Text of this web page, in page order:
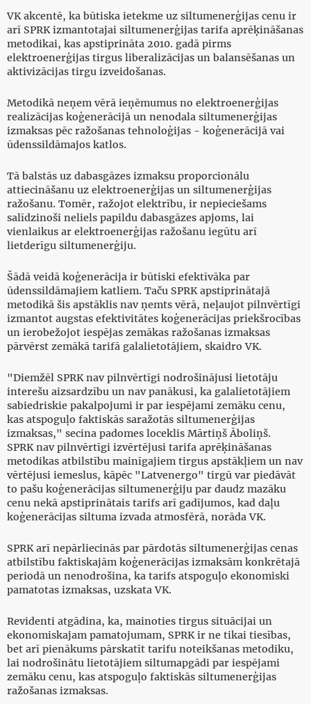
VK akcentē, ka būtiska ietekme uz siltumenerģijas cenu ir
arī SPRK izmantotajai siltumenerģijas tarifa aprēķināšanas
metodikai, kas apstiprināta 2010. gadā pirms
elektroenerģijas tirgus liberalizācijas un balansēšanas un
aktivizācijas tirgu izveidošanas.
Metodikā neņem vērā ieņēmumus no elektroenerģijas
realizācijas koģenerācijā un nenodala siltumenerģijas
izmaksas pēc ražošanas tehnoloģijas - koģenerācijā vai
ūdenssildāmajos katlos.
Tā balstās uz dabasgāzes izmaksu proporcionālu
attiecināšanu uz elektroenerģijas un siltumenerģijas
ražošanu. Tomēr, ražojot elektrību, ir nepieciešams
salīdzinoši neliels papildu dabasgāzes apjoms, lai
vienlaikus ar elektroenerģijas ražošanu iegūtu arī
lietderīgu siltumenerģiju.
Šādā veidā koģenerācija ir būtiski efektīvāka par
ūdenssildāmajiem katliem. Taču SPRK apstiprinātajā
metodikā šis apstāklis nav ņemts vērā, neļaujot pilnvērtīgi
izmantot augstas efektivitātes koģenerācijas priekšrocības
un ierobežojot iespējas zemākas ražošanas izmaksas
pārvērst zemākā tarifā galalietotājiem, skaidro VK.
"Diemžēl SPRK nav pilnvērtīgi nodrošinājusi lietotāju
interešu aizsardzību un nav panākusi, ka galalietotājiem
sabiedriskie pakalpojumi ir par iespējami zemāku cenu,
kas atspoguļo faktiskās saražotās siltumenerģijas
izmaksas," secina padomes loceklis Mārtiņš Āboliņš.
SPRK nav pilnvērtīgi izvērtējusi tarifa aprēķināšanas
metodikas atbilstību mainīgajiem tirgus apstākļiem un nav
vērtējusi iemeslus, kāpēc "Latvenergo" tirgū var piedāvāt
to pašu koģenerācijas siltumenerģiju par daudz mazāku
cenu nekā apstiprinātais tarifs arī gadījumos, kad daļu
koģenerācijas siltuma izvada atmosfērā, norāda VK.
SPRK arī nepārliecinās par pārdotās siltumenerģijas cenas
atbilstību faktiskajām koģenerācijas izmaksām konkrētajā
periodā un nenodrošina, ka tarifs atspoguļo ekonomiski
pamatotas izmaksas, uzskata VK.
Revidenti atgādina, ka, mainoties tirgus situācijai un
ekonomiskajam pamatojumam, SPRK ir ne tikai tiesības,
bet arī pienākums pārskatīt tarifu noteikšanas metodiku,
lai nodrošinātu lietotājiem siltumapgādi par iespējami
zemāku cenu, kas atspoguļo faktiskās siltumenerģijas
ražošanas izmaksas.